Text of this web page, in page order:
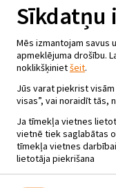
14.03.2023
Viesītes
KINO ZĀLĒ
14.03., 16.03. Plkst.12.00
Sīkdatņu
Mēs izmantojam savus
apmeklējuma drošību.
noklikšķinietšeit.
Jūs varat piekrist
visas”, vai noraidīt tās,
Ja tīmekļa vietnes
vietnē tiek saglabātas
tīmekļa vietnes
lietotāja piekrišana